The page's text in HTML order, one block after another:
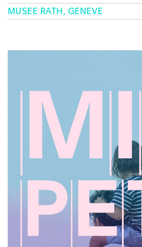
MUSÉE RATH, GENÈVE